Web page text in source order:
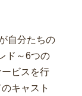
自分たちの
ド～6つの
ビスを行
キャスト